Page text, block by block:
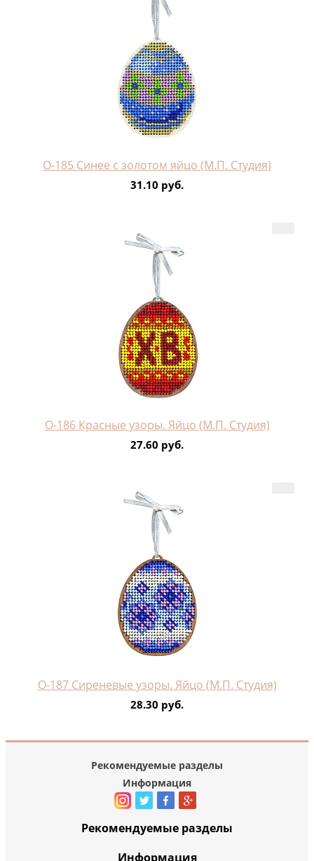
О-185 Синее с золотом яйцо (М.П. Студия)
31.10 руб.
О-186 Красные узоры. Яйцо (М.П. Студия)
27.60 руб.
О-187 Сиреневые узоры. Яйцо (М.П. Студия)
28.30 руб.
Рекомендуемые разделы
Информация
Рекомендуемые разделы
Информация